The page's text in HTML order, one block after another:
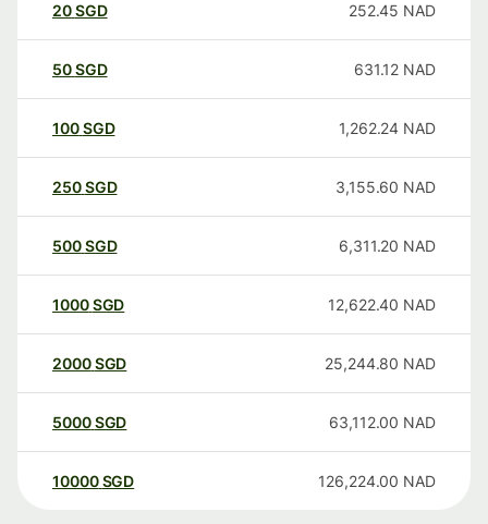
20SGD 252.45 NAD
50SGD 631.12 NAD
100SGD 1,262.24 NAD
250SGD 3,155.60 NAD
500SGD 6,311.20 NAD
1000SGD 12,622.40 NAD
2000SGD 25,244.80 NAD
5000SGD 63,112.00 NAD
10000 SGD 126,224.00 NAD